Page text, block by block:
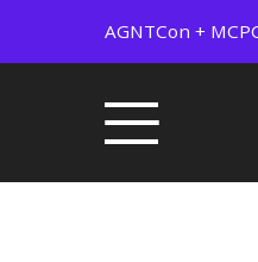
AGNTCon +